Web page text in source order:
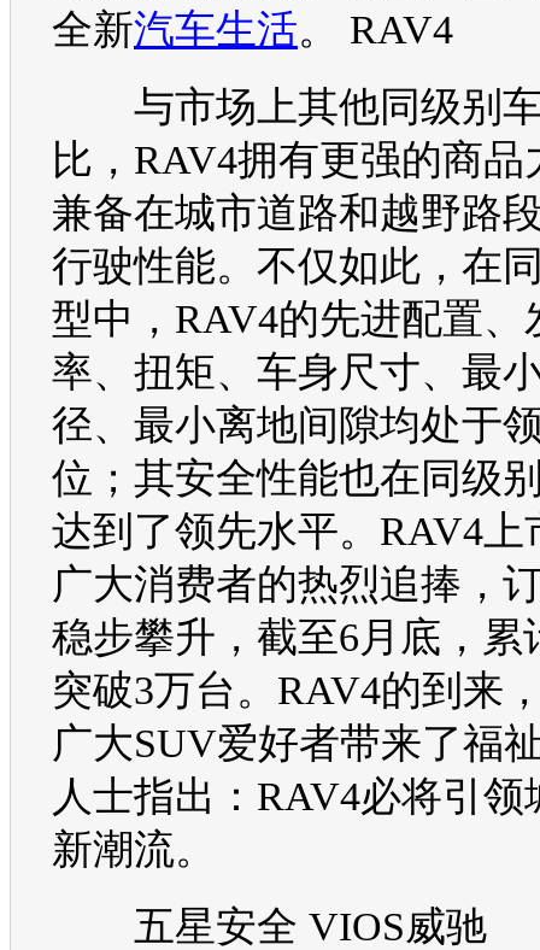
全新汽车生活。 RAV4
与市场上其他同级别
比， RAV4拥有更强的商品
兼备在城市道路和越野路
行驶性能。不仅如此，在
型中， RAV4的先进配置、
率、扭矩、车身尺寸、最
径、最小离地间隙均处于
位；其安全性能也在同级
达到了领先水平。 RAV4
广大消费者的热烈追捧，
稳步攀升，截至6月底，累
突破3万台。 RAV4的到来
广大SUV爱好者带来了福
人士指出： RAV4必将引领
新潮流。
五星安全 VIOS威驰